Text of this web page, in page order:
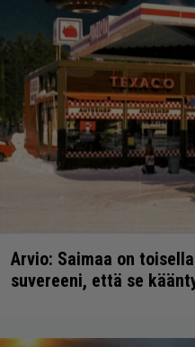
Arvio: Saimaa on
suvereeni, että se